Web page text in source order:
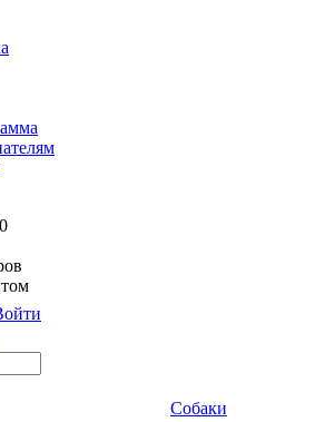
Собаки